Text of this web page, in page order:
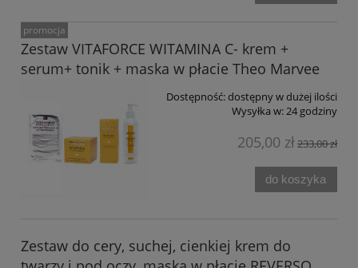
Zestaw VITAFORCE WITAMINA C- krem +
serum+ tonik + maska w płacie Theo Marvee
Dostępność:dostępny w dużej ilości
Wysyłka w:24 godziny
205,00 zł233,00 zł
do koszyka
promocja
Zestaw do cery, suchej, cienkiej krem do